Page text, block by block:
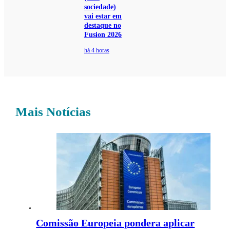
sociedade)
vai estar em
destaque no
Fusion 2026
há 4 horas
Mais Notícias
Comissão Europeia pondera aplicar